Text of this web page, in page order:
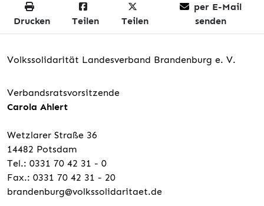
Drucken Teilen Teilen
per E-Mail
senden
Volkssolidarität Landesverband Brandenburg e. V.
Verbandsratsvorsitzende
Carola Ahlert
Wetzlarer Straße 36
14482 Potsdam
Tel.: 0331 70 42 31 - 0
Fax.: 0331 70 42 31 - 20
brandenburg@volkssolidaritaet.de